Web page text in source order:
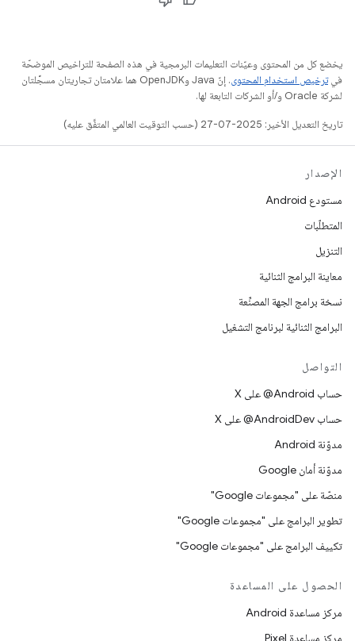
يخضع كل من المحتوى وعيّنات التعليمات البرمجية في هذه الصفحة للتراخيص الموضحّة
فيترخيص استخدام المحتوى
. إنّ Java وOpenJDK هما علامتان تجاريتان مسجَّلتان
لشركة Oracle و/أو الشركات التابعة لها.
تاريخ التعديل الأخير: 2025-07-27 (حسب التوقيت العالمي المتفَّق عليه)
الإصدار
مستودع Android
المتطلّبات
التنزيل
معاينة البرامج الثنائية
نسخة برامج الجهة المصنِّعة
البرامج الثنائية لبرنامج التشغيل
التواصل
حساب ‎@Android على X
حساب ‎@AndroidDev على X
مدوّنة Android
مدوّنة أمان Google
منصّة على "مجموعات Google"
تطوير البرامج على "مجموعات Google"
تكييف البرامج على "مجموعات Google"
الحصول على المساعدة
مركز مساعدة Android
مركز مساعدة Pixel